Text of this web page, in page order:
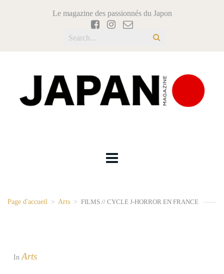
Le magazine des passionnés du Japon
Page d'accueil > Arts > FILMS // CYCLE J-HORROR EN FRANCE
InArts